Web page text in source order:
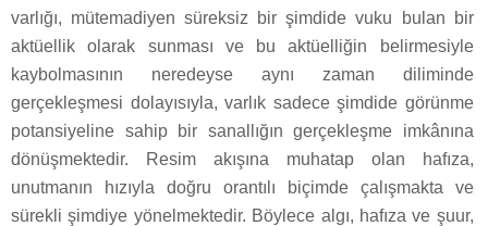
varlığı, mütemadiyen süreksiz bir şimdide vuku bulan bir
aktüellik olarak sunması ve bu aktüelliğin belirmesiyle
kaybolmasının neredeyse aynı zaman diliminde
gerçekleşmesi dolayısıyla, varlık sadece şimdide görünme
potansiyeline sahip bir sanallığın gerçekleşme imkânına
dönüşmektedir. Resim akışına muhatap olan hafıza,
unutmanın hızıyla doğru orantılı biçimde çalışmakta ve
sürekli şimdiye yönelmektedir. Böylece algı, hafıza ve şuur,